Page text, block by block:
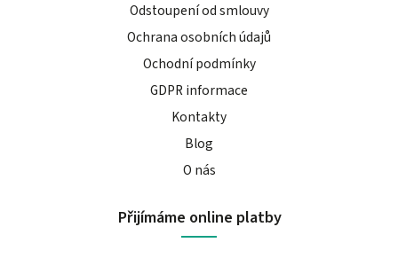
Odstoupení od smlouvy
Ochrana osobních údajů
Ochodní podmínky
GDPR informace
Kontakty
Blog
O nás
Přijímáme online platby